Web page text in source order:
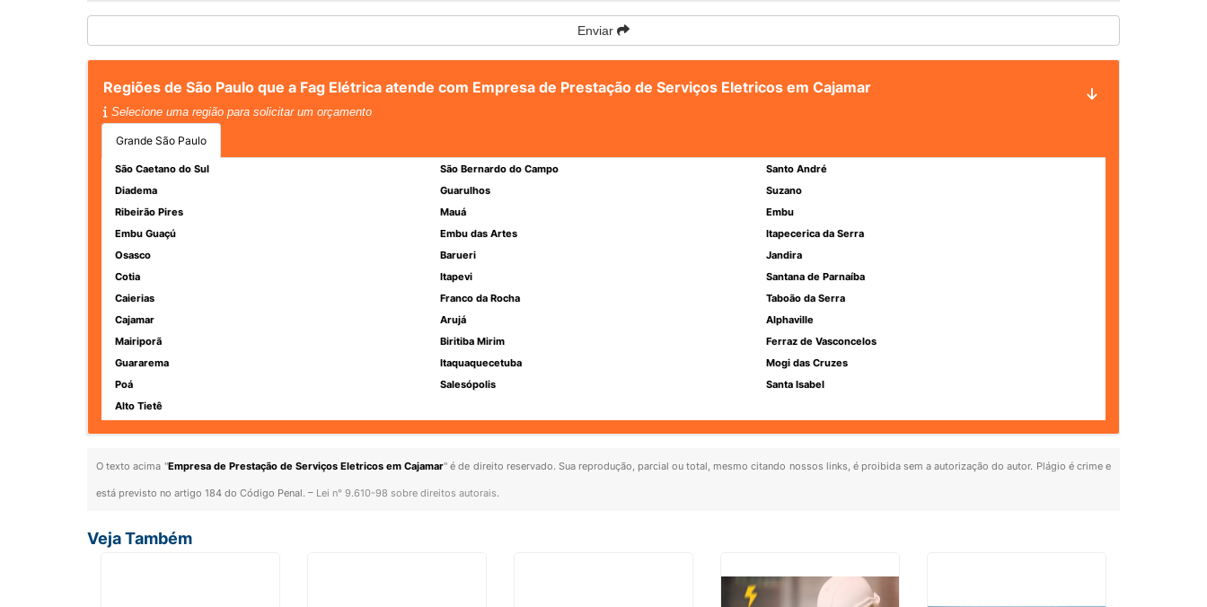
Enviar
Regiões de São Paulo que a Fag Elétrica atende com Empresa de Prestação de Serviços Eletricos em Cajamar
Selecione uma região para solicitar um orçamento
Grande São Paulo
São Caetano do Sul São Bernardo do Campo
Santo André
Diadema
Guarulhos
Suzano
Ribeirão Pires
Mauá
Embu
Embu Guaçú
Embu das Artes
Itapecerica da Serra
Osasco
Barueri
Jandira
Cotia
Itapevi
Santana de Parnaíba
Caierias
Franco da Rocha
Taboão da Serra
Cajamar
Arujá
Alphaville
Mairiporã
Biritiba Mirim
Ferraz de Vasconcelos
Guararema
Itaquaquecetuba
Mogi das Cruzes
Poá
Salesópolis
Santa Isabel
Alto Tietê
O texto acima "Empresa de Prestação de Serviços Eletricos em Cajamar" é de direito reservado. Sua reprodução, parcial ou total, mesmo citando nossos links, é proibida sem a autorização do autor. Plágio é crime e
está previsto no artigo 184 do Código Penal. – Lei n° 9.610-98 sobre direitos autorais.
Veja Também